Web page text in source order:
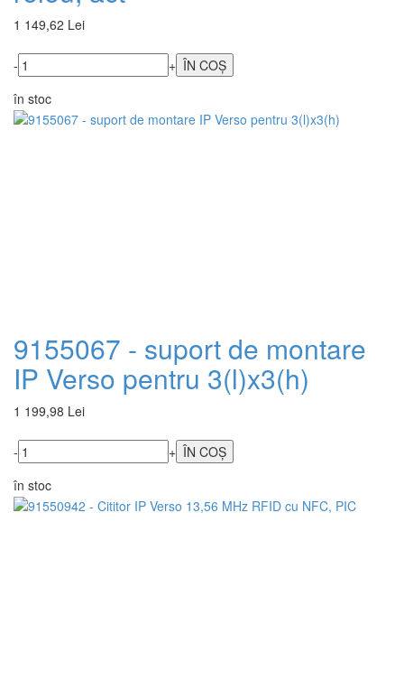
1 149,62 Lei
-
+
în stoc
9155067 - suport de montare
IP Verso pentru 3(l)x3(h)
1 199,98 Lei
-
+
în stoc